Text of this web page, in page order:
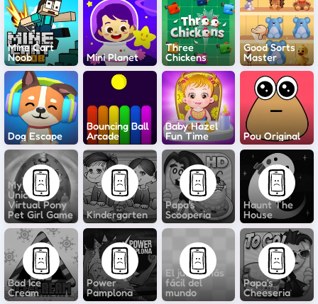
Mine Cart
Noob
Mini Planet
Three
Chickens
Good Sorts
Master
Dog Escape
Bouncing Ball
Arcade
Baby Hazel
Fun Time
Pou Original
My Baby
Unicorn
Virtual Pony
Pet Girl Game
Kindergarten
Papa's
Scooperia
Haunt The
House
Bad Ice
Cream
Power
Pamplona
El juego más
fácil del
mundo
Papa's
Cheeseria